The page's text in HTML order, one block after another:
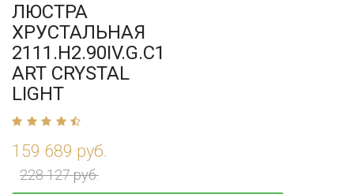
ЛЮСТРА
ХРУСТАЛЬНАЯ
2111.H2.90IV.G.C1
ART CRYSTAL
LIGHT
159 689 руб.
228 127 руб.